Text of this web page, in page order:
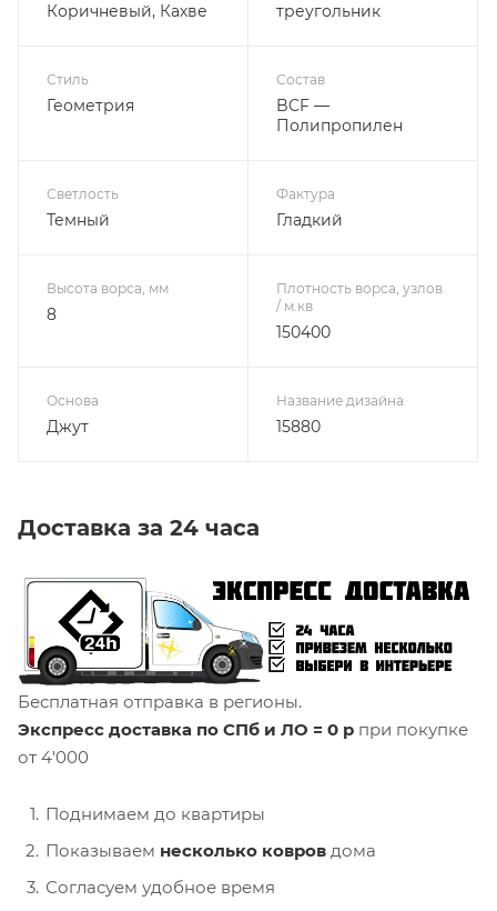
Коричневый, Кахве треугольник
Стиль
Геометрия
Состав
BCF —
Полипропилен
Светлость
Темный
Фактура
Гладкий
Высота ворса, мм
8
Плотность ворса, узлов
/ м.кв
150400
Основа
Джут
Название дизайна
15880
Доставка за 24 часа
Бесплатная отправка в регионы.
Экспресс доставка по СПб и ЛО = 0 р при покупке
от 4'000
Поднимаем до квартиры
Показываем несколько ковров дома
Согласуем удобное время